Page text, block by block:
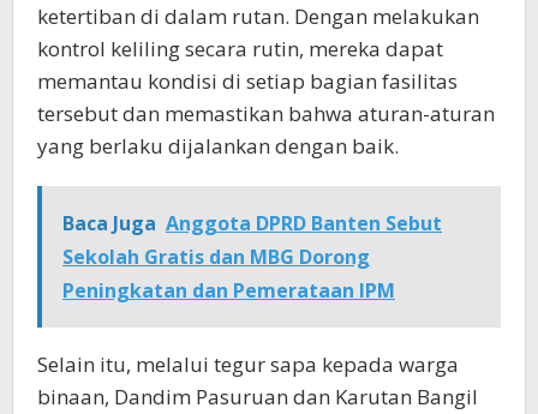
ketertiban di dalam rutan. Dengan melakukan
kontrol keliling secara rutin, mereka dapat
memantau kondisi di setiap bagian fasilitas
tersebut dan memastikan bahwa aturan-aturan
yang berlaku dijalankan dengan baik.
Baca Juga Anggota DPRD Banten Sebut
Sekolah Gratis dan MBG Dorong
Peningkatan dan Pemerataan IPM
Selain itu, melalui tegur sapa kepada warga
binaan, Dandim Pasuruan dan Karutan Bangil